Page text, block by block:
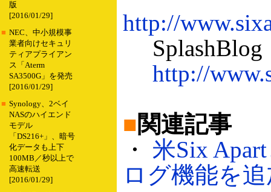
版
[2016/01/29]
■ NEC、中小規模事
業者向けセキュリ
ティアプライアン
ス「Aterm
SA3500G」を発売
[2016/01/29]
■ Synology、2ベイ
NASのハイエンド
モデル
「DS216+」、暗号
化データも上下
100MB／秒以上で
高速転送
[2016/01/29]
http://
SplashBlog
http://
■関連記事
・ 米Six
ログ機能を